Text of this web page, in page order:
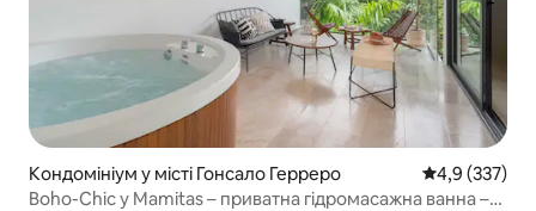
Кондомініум у місті Гонсало Герреро Середня
4,9 (337)
Boho-Chic у Mamitas – приватна гідромасажна ванна –